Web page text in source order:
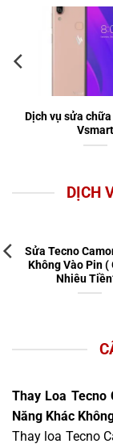
Dịch vụ sửa
Vsmart
DỊCH
Sửa Tecno
Không Vào Pin (
Nhiêu
Thay Loa Tecno
Năng Khác
Thay loa Tecno